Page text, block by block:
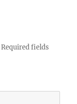
Required fields